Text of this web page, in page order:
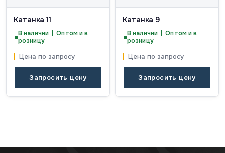
Катанка 11
В наличии | Оптом и в
розницу
Цена по запросу
Запросить цену
Катанка 9
В наличии | Оптом и в
розницу
Цена по запросу
Запросить цену